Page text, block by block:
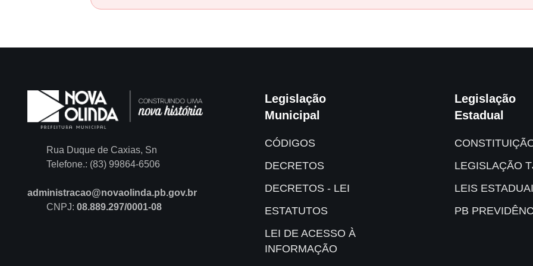
Rua Duque de Caxias, Sn
Telefone.: (83) 99864-6506
administracao@novaolinda.pb.gov.br
CNPJ: 08.889.297/0001-08
Legislação
Municipal
CÓDIGOS
DECRETOS
DECRETOS - LEI
ESTATUTOS
LEI DE ACESSO À
INFORMAÇÃO
Legislação
Estadual
LEGISLAÇÃO
LEIS
PB